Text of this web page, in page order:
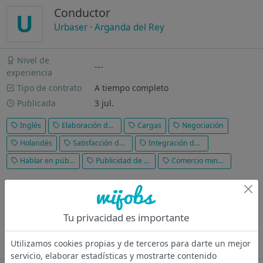
U Conductor
Urbaser ·Arganda del Rey
Nivel de
experiencia
---
Tipo de contrato
A tiempo completo
Publicada
3 jul.
Inglés Elaboración de presupuestos Cargas
Negociación
Holandés
Satisfacción del cliente
Integración de equipos
Hablar en público
Publicidad de búsqueda Comercio minorista
Descripción de la empresa Urbaser es una empresa líder
mundial en gestión medioambiental, con una clara orientación
hacia la sostenibilidad y la mejora continua de los servicios
urbanos. Da servicio a más de 50 millones de personas en 20
países, lo...
Ver más
Tu privacidad es importante
Utilizamos cookies propias y de terceros para darte un mejor
servicio, elaborar estadísticas y mostrarte contenido